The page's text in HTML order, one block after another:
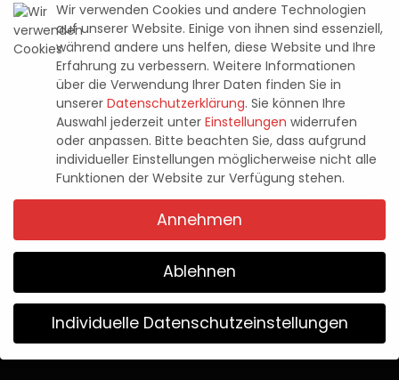
News
DISPATCH STAFFELFINALE FÜR
PC UND PS5
Posted
by
Pascal Kaap 12. November 2025
Wir verwenden Cookies und andere Technologien
auf unserer Website. Einige von ihnen sind essenziell,
während andere uns helfen, diese Website und Ihre
Erfahrung zu verbessern. Weitere Informationen
über die Verwendung Ihrer Daten finden Sie in
unserer Datenschutzerklärung. Sie können Ihre
Auswahl jederzeit unter Einstellungen widerrufen
oder anpassen. Bitte beachten Sie, dass aufgrund
individueller Einstellungen möglicherweise nicht alle
Funktionen der Website zur Verfügung stehen.
Annehmen
Ablehnen
Individuelle Datenschutzeinstellungen